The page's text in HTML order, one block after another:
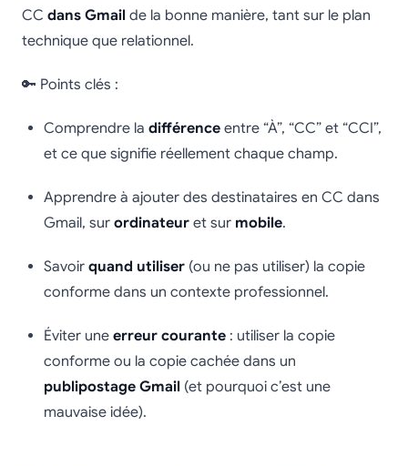
CC dans Gmail de la bonne manière, tant sur le plan
technique que relationnel.
🔑 Points clés :
Comprendre la différence entre “À”, “CC” et “CCI”,
et ce que signifie réellement chaque champ.
Apprendre à ajouter des destinataires en CC dans
Gmail, sur ordinateur et sur mobile.
Savoir quand utiliser (ou ne pas utiliser) la copie
conforme dans un contexte professionnel.
Éviter une erreur courante : utiliser la copie
conforme ou la copie cachée dans un
publipostage Gmail (et pourquoi c’est une
mauvaise idée).